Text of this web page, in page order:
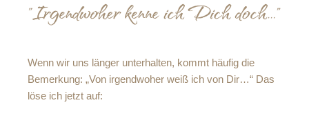
Wenn wir uns länger unterhalten, kommt häufig die
Bemerkung: „Von irgendwoher weiß ich von Dir…“ Das
löse ich jetzt auf: